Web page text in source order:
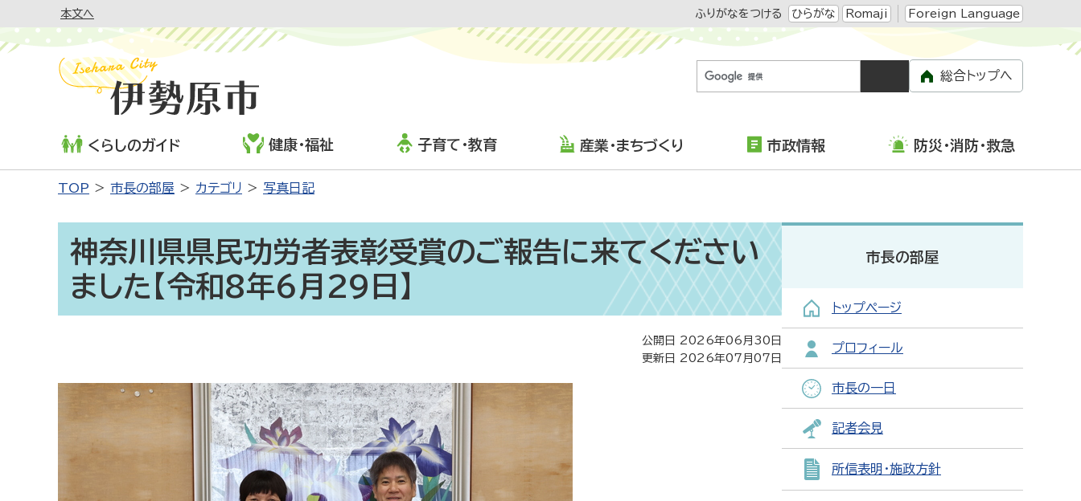
本文へ ふりがなをつける ひらがな Romaji Foreign Language
総合トップへ
くらしのガイド 健康・福祉 子育て・教育 産業・まちづくり 市政情報 防災・消防・救急
TOP 市長の部屋 カテゴリ 写真日記
神奈川県県民功労者表彰受賞のご報告に来てください
ました【令和8年6月29日】
公開日 2026年06月30日
更新日 2026年07月07日
市長の部屋
トップページ
プロフィール
市長の一日
記者会見
所信表明・施政方針